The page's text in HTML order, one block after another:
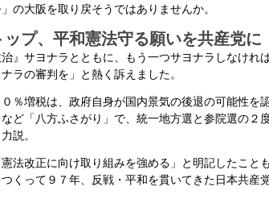
の大阪を取り戻そうではありませんか。
プ、平和憲法守る願いを共産党に
』サヨナラとともに、もう一つサヨナラしなけれ
ラの審判を」と熱く訴えました。
％増税は、政府自身が国内景気の後退の可能性を
ど「八方ふさがり」で、統一地方選と参院選の２
説。
法改正に向け取り組みを強める」と明記したこと
くって９７年、反戦・平和を貫いてきた日本共産